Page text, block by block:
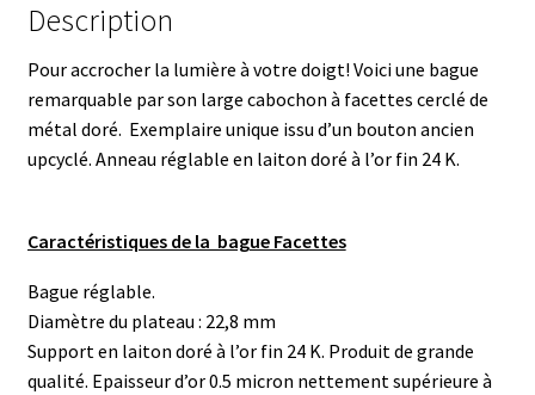
Description
Pour accrocher la lumière à votre doigt! Voici une bague
remarquable par son large cabochon à facettes cerclé de
métal doré. Exemplaire unique issu d’un bouton ancien
upcyclé. Anneau réglable en laiton doré à l’or fin 24 K.
Caractéristiques de la bague Facettes
Bague réglable.
Diamètre du plateau : 22,8 mm
Support en laiton doré à l’or fin 24 K. Produit de grande
qualité. Epaisseur d’or 0.5 micron nettement supérieure à